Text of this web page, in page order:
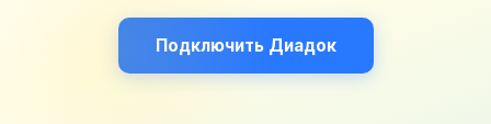
Подключить Диадок